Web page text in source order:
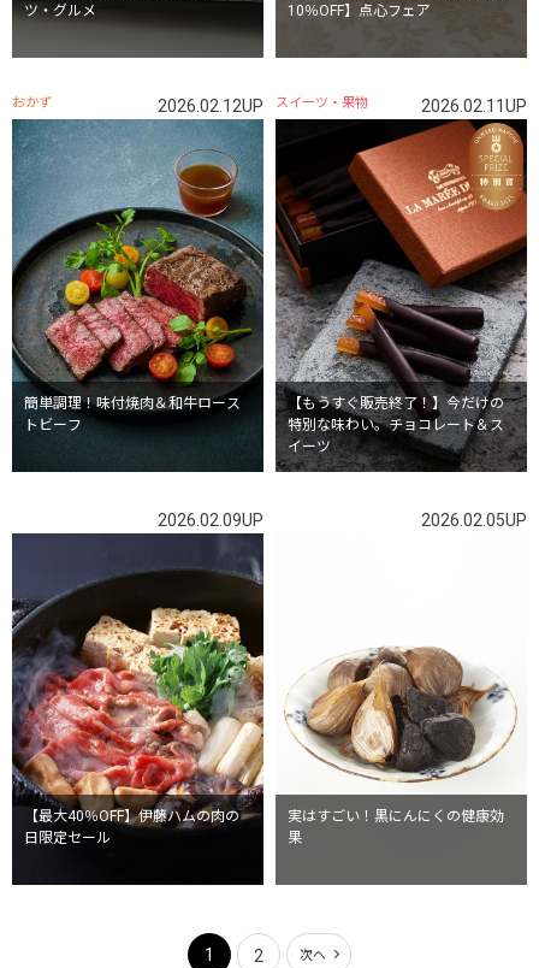
ツ・グルメ
10％OFF】点心フェア
簡単調理！味付焼肉＆和牛ロース
トビーフ
おかず 2026.02.12UP
【もうすぐ販売終了！】今だけの
特別な味わい。チョコレート＆ス
イーツ
スイーツ・果物 2026.02.11UP
【最大40％OFF】伊藤ハムの肉の
日限定セール
2026.02.09UP
実はすごい！黒にんにくの健康効
果
2026.02.05UP
1 2 次へ